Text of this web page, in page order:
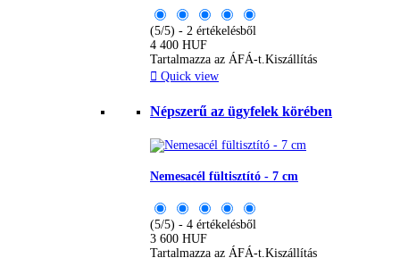
(5/5) - 2 értékelésből
4 400 HUF
Tartalmazza az ÁFÁ-t.Kiszállítás
 Quick view
Népszerű az ügyfelek körében
Nemesacél fültisztító - 7 cm
(5/5) - 4 értékelésből
3 600 HUF
Tartalmazza az ÁFÁ-t.Kiszállítás